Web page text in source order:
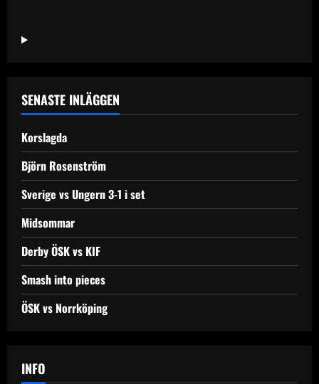
SENASTE INLÄGGEN
Korslagda
Björn Rosenström
Sverige vs Ungern 3-1 i set
Midsommar
Derby ÖSK vs KIF
Smash into pieces
ÖSK vs Norrköping
INFO